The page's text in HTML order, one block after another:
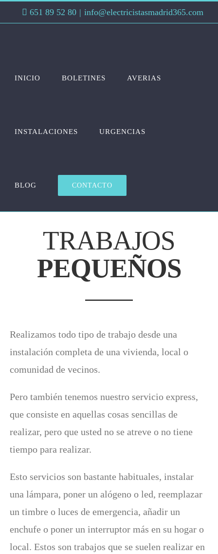
Saltar
al
651 89 52 80 | info@electricistasmadrid365.com
INICIO BOLETINES AVERIAS
INSTALACIONES URGENCIAS
BLOG CONTACTO
TRABAJOS
PEQUEÑOS
Realizamos todo tipo de trabajo desde una
instalación completa de una vivienda, local o
comunidad de vecinos.
Pero también tenemos nuestro servicio express,
que consiste en aquellas cosas sencillas de
realizar, pero que usted no se atreve o no tiene
tiempo para realizar.
Esto servicios son bastante habituales, instalar
una lámpara, poner un alógeno o led, reemplazar
un timbre o luces de emergencia, añadir un
enchufe o poner un interruptor más en su hogar o
local. Estos son trabajos que se suelen realizar en